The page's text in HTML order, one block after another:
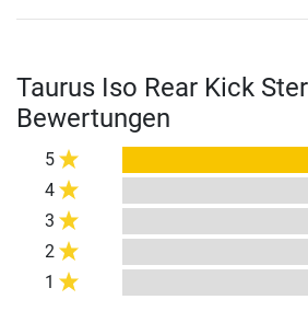
Taurus Iso Rear Kick
Bewertungen
5
4
3
2
1